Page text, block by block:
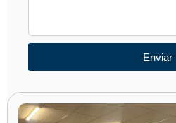
Enviar